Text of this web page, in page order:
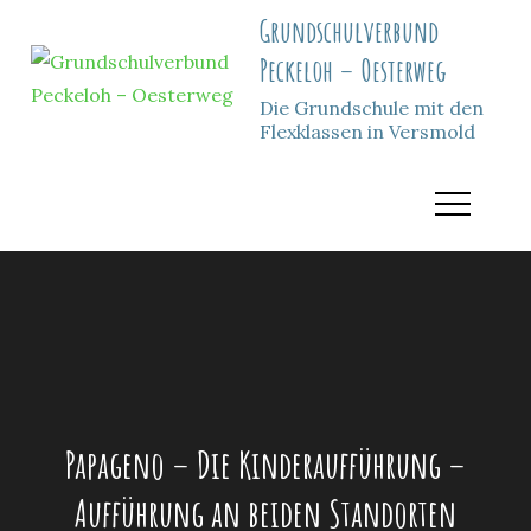
content
Grundschulverbund
Peckeloh – Oesterweg
Die Grundschule mit den
Flexklassen in Versmold
Papageno – Die Kinderaufführung –
Aufführung an beiden Standorten